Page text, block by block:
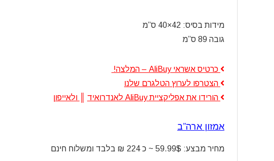
מידות בסיס: 42×40 ס”מ
גובה 89 ס”מ
כרטיס אשראי AliBuy – המלצה!
הצטרפו לערוץ הטלגרם שלנו
הורידו את אפליקציית AliBuy לאנדרואיד
ולאייפון
אמזון ארה”ב
מחיר מבצע: 59.99$ ~ כ 224 ₪ בלבד ומשלוח חינם